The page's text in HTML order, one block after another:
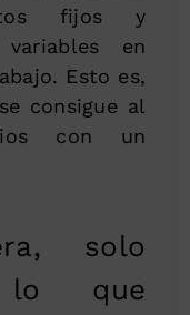
fijos y
en
Esto es,
consigue al
con un
solo
lo que